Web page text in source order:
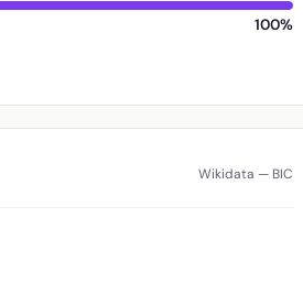
100%
Wikidata — BIC